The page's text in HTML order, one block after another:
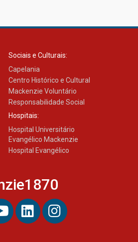
Sociais e Culturais:
Capelania
Centro Histórico e Cultural
Mackenzie Voluntário
Responsabilidade Social
Hospitais:
Hospital Universitário
Evangélico Mackenzie
Hospital Evangélico